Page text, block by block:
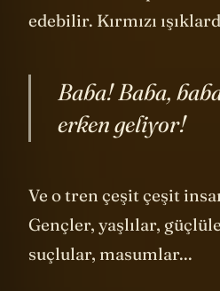
trenler de sebepsizce
Baba! Baba,
Ve o tren çeşit çeşit
Gençler, yaşlılar,